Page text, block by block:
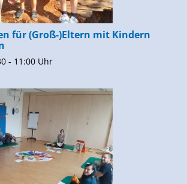
für (Groß-)Eltern mit Kindern
- 11:00 Uhr